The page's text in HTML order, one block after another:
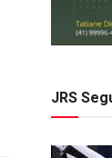
JRS